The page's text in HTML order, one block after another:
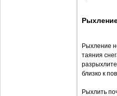
Рыхление
таяния
близко к
Рыхлить